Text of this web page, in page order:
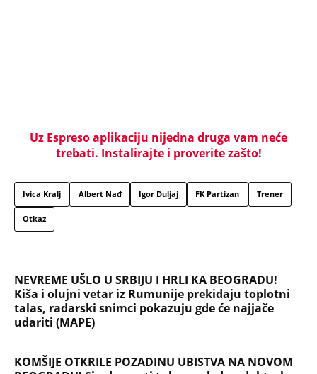
Uz Espreso aplikaciju nijedna druga vam neće
trebati. Instalirajte i proverite zašto!
Ivica Kralj Albert Nađ Igor Duljaj FK Partizan Trener
Otkaz
NEVREME UŠLO U SRBIJU I HRLI KA BEOGRADU!
Kiša i olujni vetar iz Rumunije prekidaju toplotni
talas, radarski snimci pokazuju gde će najjače
udariti (MAPE)
KOMŠIJE OTKRILE POZADINU UBISTVA NA NOVOM